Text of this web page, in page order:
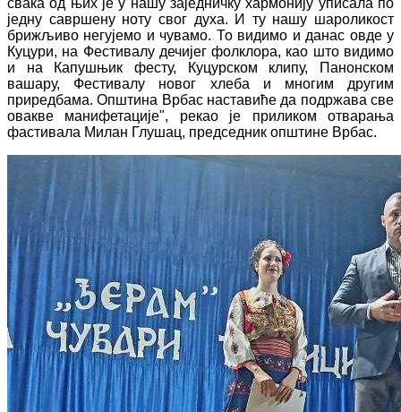
једну савршену ноту свог духа. И ту нашу шароликост
брижљиво негујемо и чувамо. То видимо и данас овде у
Куцури, на Фестивалу дечијег фолклора, као што видимо
и на Капушњик фесту, Куцурском клипу, Панонском
вашару, Фестивалу новог хлеба и многим другим
приредбама. Општина Врбас наставиће да подржава све
овакве манифетације", рекао је приликом отварања
фастивала Милан Глушац, председник општине Врбас.